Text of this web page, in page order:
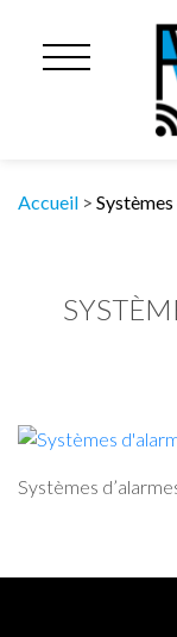
Accueil > Systèmes
Systèmes